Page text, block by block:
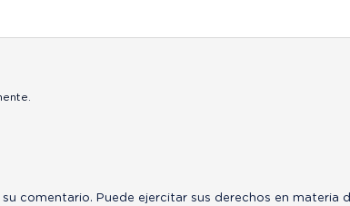
comentario. Puede ejercitar sus derechos en materia